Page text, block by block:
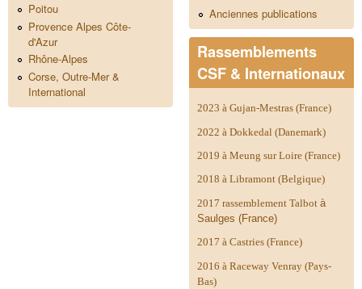
Poitou
Provence Alpes Côte-
d'Azur
Rhône-Alpes
Corse, Outre-Mer &
International
Anciennes publications
Rassemblements
CSF & Internationaux
2023 à Gujan-Mestras (France)
2022 à Dokkedal (Danemark)
2019 à Meung sur Loire (France)
2018 à Libramont (Belgique)
2017 rassemblement Talbot à
Saulges (France)
2017 à Castries (France)
2016 à Raceway Venray (Pays-
Bas)